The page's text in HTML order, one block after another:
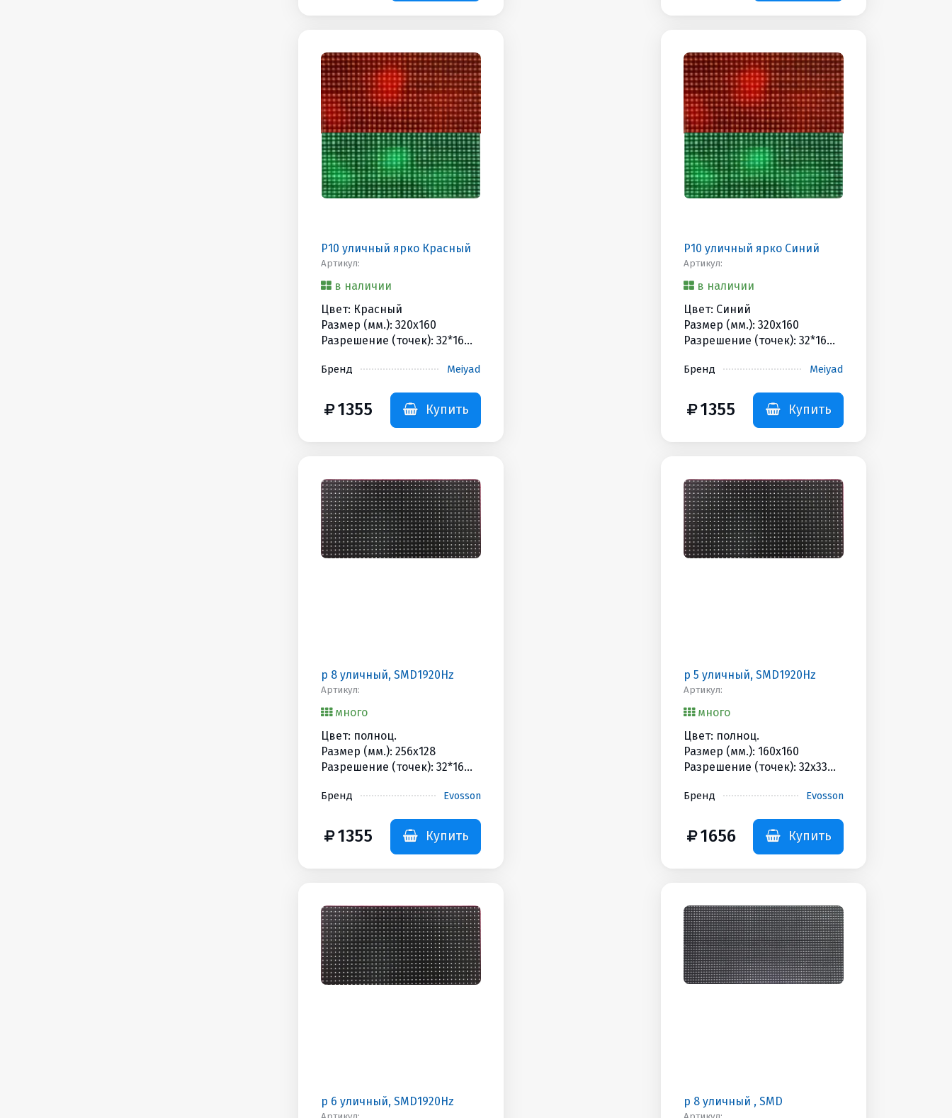
P10 уличный ярко Красный
Артикул:
в наличии
Цвет: Красный
Размер (мм.): 320x160
Разрешение (точек): 32*16
HUB/Scan: HUB12 / 1/4
информация: 550гр
Бренд Meiyad
1355 Купить
P10 уличный ярко Синий
Артикул:
в наличии
Цвет: Синий
Размер (мм.): 320x160
Разрешение (точек): 32*16
HUB/Scan: HUB12 / 1/4
информация: 550гр
Бренд Meiyad
1355 Купить
р 8 уличный, SMD1920Hz
Артикул:
много
Цвет: полноц.
Размер (мм.): 256x128
Разрешение (точек): 32*16
HUB/Scan: 75 / 1/4
информация: SMD3535
Бренд Evosson
1355 Купить
р 5 уличный, SMD1920Hz
Артикул:
много
Цвет: полноц.
Размер (мм.): 160x160
Разрешение (точек): 32x33
HUB/Scan: 75B / 1/8
информация: MSD2727
Бренд Evosson
1656 Купить
р 6 уличный, SMD1920Hz р 8 уличный , SMD